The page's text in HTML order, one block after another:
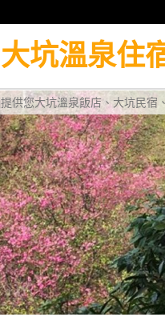
大坑溫泉住
提供您大坑溫泉飯店、大坑民